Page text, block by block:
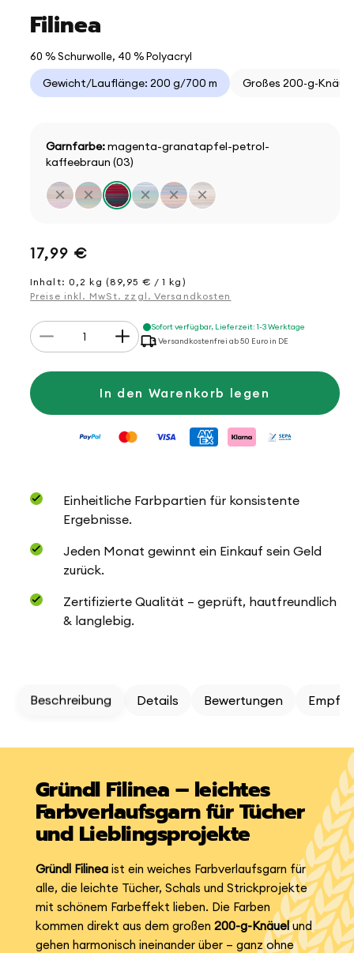
Filinea
60 % Schurwolle, 40 % Polyacryl
Gewicht/Lauflänge: 200 g/700 m Großes 200-g-Knäuel
Garnfarbe:magenta-granatapfel-petrol-
kaffeebraun (03)
× × × × ×
Normaler
Preis
17,99 €
Inhalt: 0,2 kg (89,95 € / 1 kg)
Preise inkl. MwSt. zzgl. Versandkosten
Anzahl
Verringere
die
für
Erhöhe
die
Filinea
Sofort verfügbar, Lieferzeit: 1-3 Werktage
Versandkostenfrei ab 50 Euro in DE
In den Warenkorb legen
Einheitliche Farbpartien für konsistente
Ergebnisse.
Jeden Monat gewinnt ein Einkauf sein Geld
zurück.
Zertifizierte Qualität – geprüft, hautfreundlich
& langlebig.
Beschreibung Details Bewertungen
Gründl Filinea – leichtes
Farbverlaufsgarn für Tücher
und Lieblingsprojekte
Gründl Filineaist ein weiches Farbverlaufsgarn für
alle, die leichte Tücher, Schals und Strickprojekte
mit schönem Farbeffekt lieben. Die Farben
kommen direkt aus dem großen 200-g-Knäuelund
gehen harmonisch ineinander über – ganz ohne